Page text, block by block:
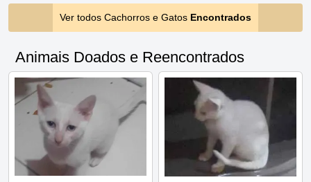
Ver todos Cachorros e Gatos Encontrados
Animais Doados e Reencontrados